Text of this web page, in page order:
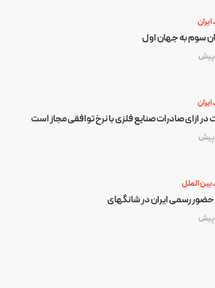
سوم به جهان اول
در ازای صادرات صنایع فلزی با نرخ توافقی مجاز است
بین الملل
حضور رسمی ایران در شانگهای